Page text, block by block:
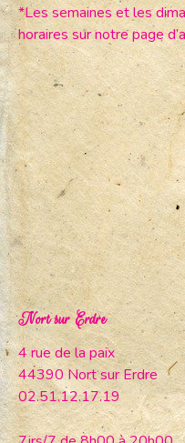
*Les semaines et les
horaires sur notre page
Nort sur Erdre
4 rue de la paix
44390 Nort sur Erdre
02.51.12.17.19